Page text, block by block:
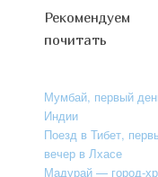
Рекомендуем
почитать
Мумбай, первый
Индии
Поезд в Тибет,
вечер в Лхасе
Мадурай — город-